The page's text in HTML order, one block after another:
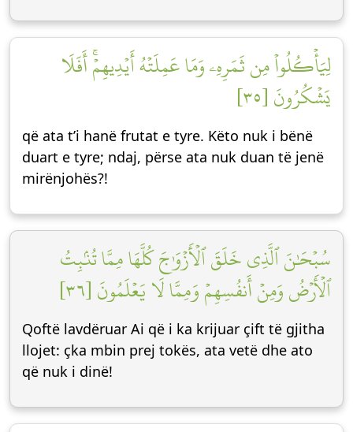
لِيَأۡكُلُواْ مِن ثَمَرِهِۦ وَمَا عَمِلَتۡهُ أَيۡدِيهِمۡۚ أَفَلَا
يَشۡكُرُونَ [٣٥]
që ata t’i hanë frutat e tyre. Këto nuk i bënë
duart e tyre; ndaj, përse ata nuk duan të jenë
mirënjohës?!
سُبۡحَٰنَ ٱلَّذِي خَلَقَ ٱلۡأَزۡوَٰجَ كُلَّهَا مِمَّا تُنۢبِتُ
ٱلۡأَرۡضُ وَمِنۡ أَنفُسِهِمۡ وَمِمَّا لَا يَعۡلَمُونَ [٣٦]
Qoftë lavdëruar Ai që i ka krijuar çift të gjitha
llojet: çka mbin prej tokës, ata vetë dhe ato
që nuk i dinë!